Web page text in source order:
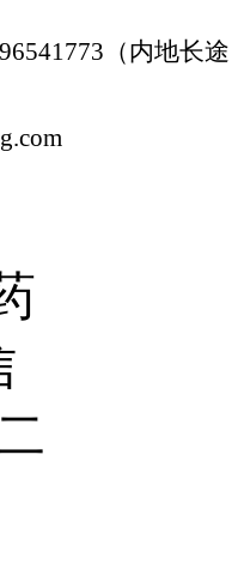
（内地长途